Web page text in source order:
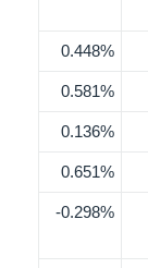
0.448%
0.581%
0.136%
0.651%
0.298%-